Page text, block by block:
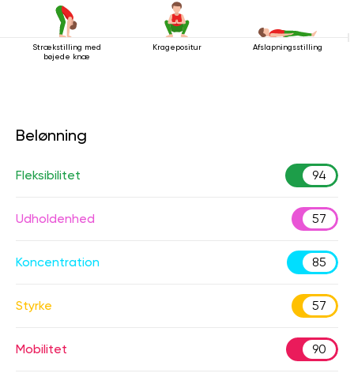
Strækstilling med
bøjede knæ
Kragepositur Afslapningsstilling
Belønning
Fleksibilitet 94
Udholdenhed 57
Koncentration 85
Styrke 57
Mobilitet 90